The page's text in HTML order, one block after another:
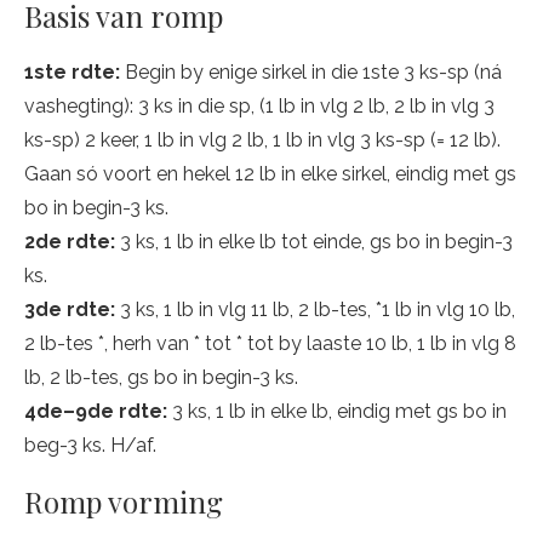
Basis van romp
1ste rdte: Begin by enige sirkel in die 1ste 3 ks-sp (ná
vashegting): 3 ks in die sp, (1 lb in vlg 2 lb, 2 lb in vlg 3
ks-sp) 2 keer, 1 lb in vlg 2 lb, 1 lb in vlg 3 ks-sp (= 12 lb).
Gaan só voort en hekel 12 lb in elke sirkel, eindig met gs
bo in begin-3 ks.
2de rdte: 3 ks, 1 lb in elke lb tot einde, gs bo in begin-3
ks.
3de rdte: 3 ks, 1 lb in vlg 11 lb, 2 lb-tes, *1 lb in vlg 10 lb,
2 lb-tes *, herh van * tot * tot by laaste 10 lb, 1 lb in vlg 8
lb, 2 lb-tes, gs bo in begin-3 ks.
4de–9de rdte: 3 ks, 1 lb in elke lb, eindig met gs bo in
beg-3 ks. H/af.
Romp vorming